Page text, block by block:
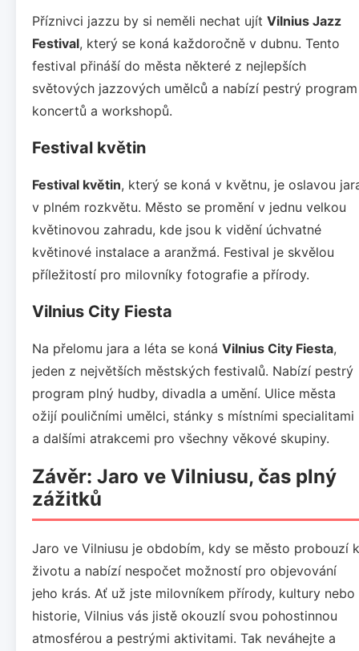
Příznivci jazzu by si neměli nechat ujít Vilnius Jazz
Festival, který se koná každoročně v dubnu. Tento
festival přináší do města některé z nejlepších
světových jazzových umělců a nabízí pestrý program
koncertů a workshopů.
Festival květin
Festival květin, který se koná v květnu, je oslavou
v plném rozkvětu. Město se promění v jednu velkou
květinovou zahradu, kde jsou k vidění úchvatné
květinové instalace a aranžmá. Festival je skvělou
příležitostí pro milovníky fotografie a přírody.
Vilnius City Fiesta
Na přelomu jara a léta se koná Vilnius City Fiesta,
jeden z největších městských festivalů. Nabízí pestrý
program plný hudby, divadla a umění. Ulice města
ožijí pouličními umělci, stánky s místními specialitami
a dalšími atrakcemi pro všechny věkové skupiny.
Závěr: Jaro ve Vilniusu, čas plný
zážitků
Jaro ve Vilniusu je obdobím, kdy se město probouzí k
životu a nabízí nespočet možností pro objevování
jeho krás. Ať už jste milovníkem přírody, kultury nebo
historie, Vilnius vás jistě okouzlí svou pohostinnou
atmosférou a pestrými aktivitami. Tak neváhejte a